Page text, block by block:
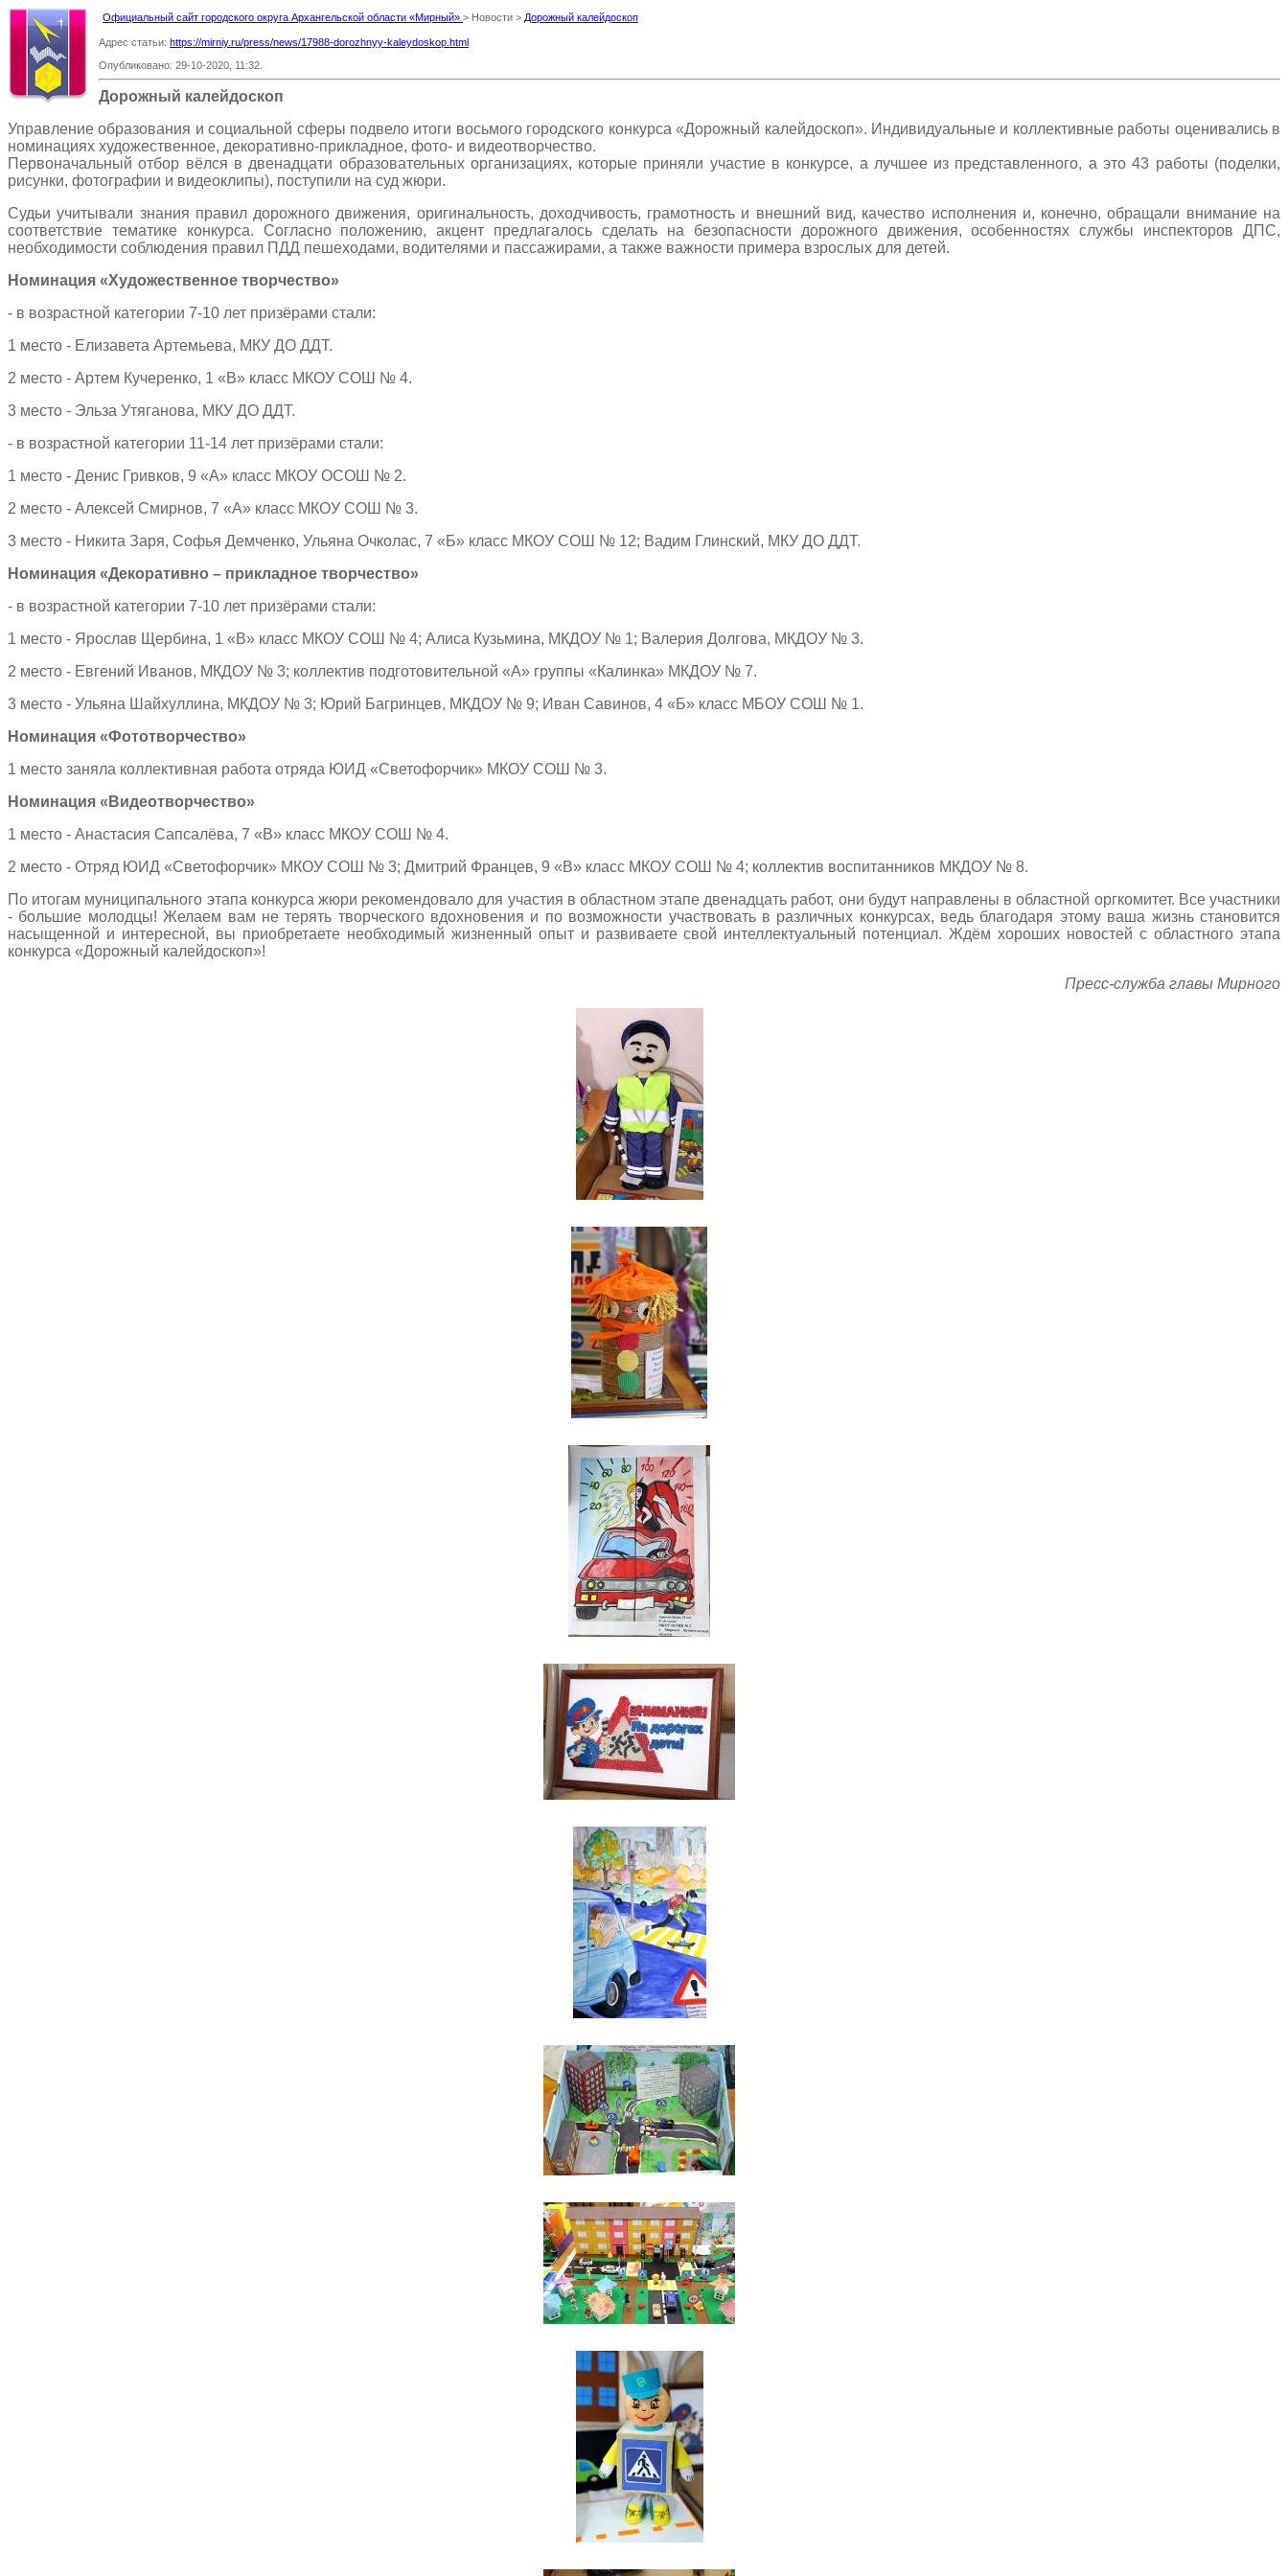
Официальный сайт городского округа Архангельской области «Мирный» > Новости > Дорожный калейдоскоп
Адрес статьи: https://mirniy.ru/press/news/17988-dorozhnyy-kaleydoskop.html
Опубликовано: 29-10-2020, 11:32.
Дорожный калейдоскоп
Управление образования и социальной сферы подвело итоги восьмого городского конкурса «Дорожный калейдоскоп». Индивидуальные и коллективные работы оценивались в
номинациях художественное, декоративно-прикладное, фото- и видеотворчество.
Первоначальный отбор вёлся в двенадцати образовательных организациях, которые приняли участие в конкурсе, а лучшее из представленного, а это 43 работы (поделки,
рисунки, фотографии и видеоклипы), поступили на суд жюри.
Судьи учитывали знания правил дорожного движения, оригинальность, доходчивость, грамотность и внешний вид, качество исполнения и, конечно, обращали внимание на
соответствие тематике конкурса. Согласно положению, акцент предлагалось сделать на безопасности дорожного движения, особенностях службы инспекторов ДПС,
необходимости соблюдения правил ПДД пешеходами, водителями и пассажирами, а также важности примера взрослых для детей.
Номинация «Художественное творчество»
- в возрастной категории 7-10 лет призёрами стали:
1 место - Елизавета Артемьева, МКУ ДО ДДТ.
2 место - Артем Кучеренко, 1 «В» класс МКОУ СОШ № 4.
3 место - Эльза Утяганова, МКУ ДО ДДТ.
- в возрастной категории 11-14 лет призёрами стали:
1 место - Денис Гривков, 9 «А» класс МКОУ ОСОШ № 2.
2 место - Алексей Смирнов, 7 «А» класс МКОУ СОШ № 3.
3 место - Никита Заря, Софья Демченко, Ульяна Очколас, 7 «Б» класс МКОУ СОШ № 12; Вадим Глинский, МКУ ДО ДДТ.
Номинация «Декоративно – прикладное творчество»
- в возрастной категории 7-10 лет призёрами стали:
1 место - Ярослав Щербина, 1 «В» класс МКОУ СОШ № 4; Алиса Кузьмина, МКДОУ № 1; Валерия Долгова, МКДОУ № 3.
2 место - Евгений Иванов, МКДОУ № 3; коллектив подготовительной «А» группы «Калинка» МКДОУ № 7.
3 место - Ульяна Шайхуллина, МКДОУ № 3; Юрий Багринцев, МКДОУ № 9; Иван Савинов, 4 «Б» класс МБОУ СОШ № 1.
Номинация «Фототворчество»
1 место заняла коллективная работа отряда ЮИД «Светофорчик» МКОУ СОШ № 3.
Номинация «Видеотворчество»
1 место - Анастасия Сапсалёва, 7 «В» класс МКОУ СОШ № 4.
2 место - Отряд ЮИД «Светофорчик» МКОУ СОШ № 3; Дмитрий Францев, 9 «В» класс МКОУ СОШ № 4; коллектив воспитанников МКДОУ № 8.
По итогам муниципального этапа конкурса жюри рекомендовало для участия в областном этапе двенадцать работ, они будут направлены в областной оргкомитет. Все участники
- большие молодцы! Желаем вам не терять творческого вдохновения и по возможности участвовать в различных конкурсах, ведь благодаря этому ваша жизнь становится
насыщенной и интересной, вы приобретаете необходимый жизненный опыт и развиваете свой интеллектуальный потенциал. Ждём хороших новостей с областного этапа
конкурса «Дорожный калейдоскоп»!
Пресс-служба главы Мирного